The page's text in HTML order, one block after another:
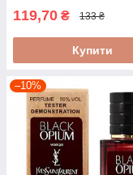
119,70 ₴ 133 ₴
Купити
–10%